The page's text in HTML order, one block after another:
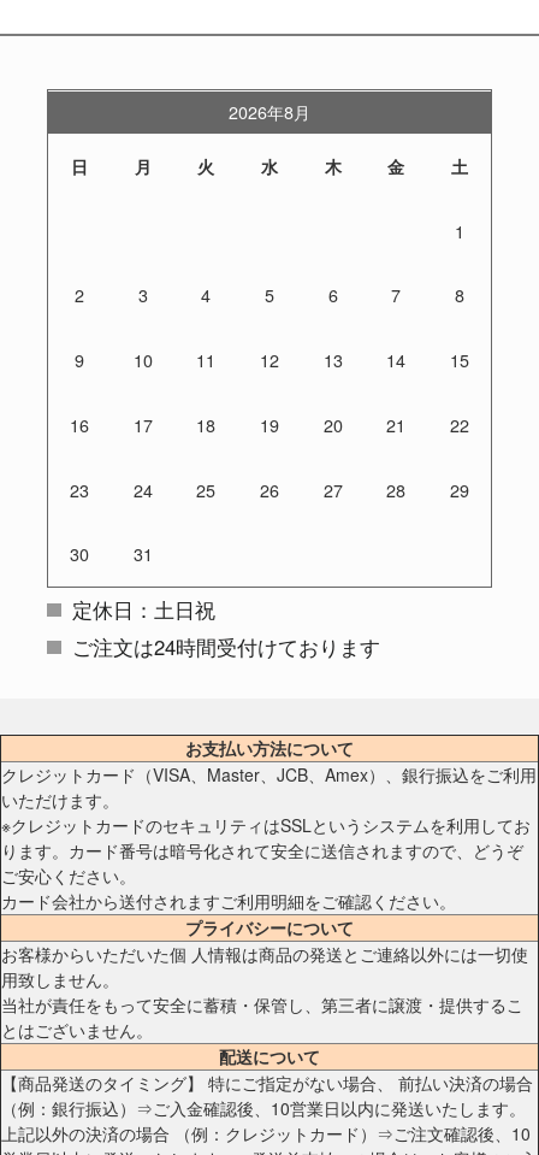
2026年8月
日 月 火 水 木 金 土
1
2 3 4 5 6 7 8
9 10 11 12 13 14 15
16 17 18 19 20 21 22
23 24 25 26 27 28 29
30 31
定休日：土日祝
ご注文は24時間受付けております
お支払い方法について
クレジットカード（VISA、Master、JCB、Amex）、銀行振込をご利用
いただけます。
※クレジットカードのセキュリティはSSLというシステムを利用してお
ります。カード番号は暗号化されて安全に送信されますので、どうぞ
ご安心ください。
カード会社から送付されますご利用明細をご確認ください。
プライバシーについて
お客様からいただいた個 人情報は商品の発送とご連絡以外には一切使
用致しません。
当社が責任をもって安全に蓄積・保管し、第三者に譲渡・提供するこ
とはございません。
配送について
【商品発送のタイミング】 特にご指定がない場合、 前払い決済の場合
（例：銀行振込）⇒ご入金確認後、10営業日以内に発送いたします。
上記以外の決済の場合 （例：クレジットカード）⇒ご注文確認後、10